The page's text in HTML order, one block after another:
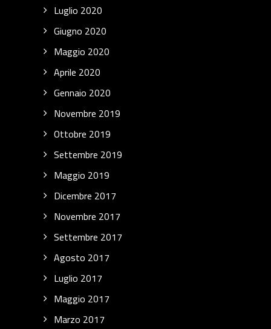
Luglio 2020
Giugno 2020
Maggio 2020
Aprile 2020
Gennaio 2020
Novembre 2019
Ottobre 2019
Settembre 2019
Maggio 2019
Dicembre 2017
Novembre 2017
Settembre 2017
Agosto 2017
Luglio 2017
Maggio 2017
Marzo 2017